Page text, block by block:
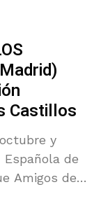
Castillos
y
Española de
Amigos de